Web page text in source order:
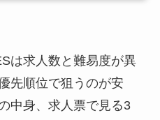
は求人数と難易度が異
先順位で狙うのが安
中身、求人票で見る3